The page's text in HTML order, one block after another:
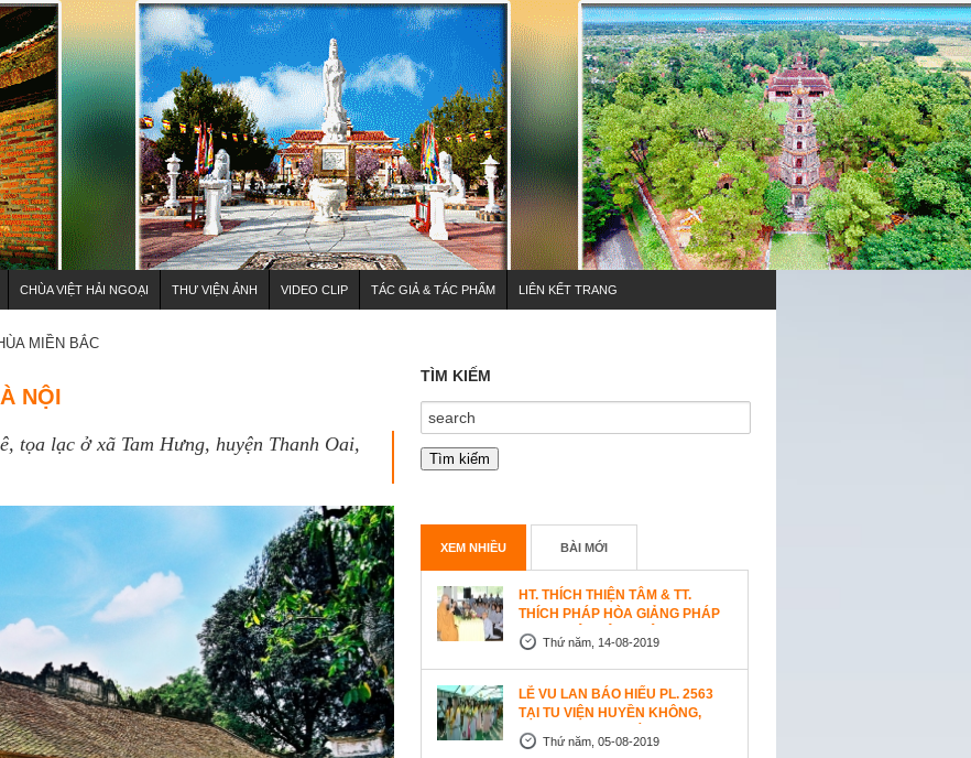
CHÙA VIỆT HẢI NGOẠI THƯ VIỆN ẢNH VIDEO CLIP TÁC GIẢ & TÁC PHẨM LIÊN KẾT TRANG
MIỀN BẮC
NỘI
tọa lạc ở xã Tam Hưng, huyện Thanh Oai,
TÌM KIẾM
XEM NHIỀU BÀI MỚI
HT. THÍCH THIỆN TÂM & TT.
THÍCH PHÁP HÒA GIẢNG PHÁP
TẠI TU VIỆN TÂY THIÊN
WESTLOCK, CANADA
Thứ năm, 14-08-2019
LỄ VU LAN BÁO HIẾU PL. 2563
TẠI TU VIỆN HUYỀN KHÔNG,
SAN JOSE (HOA KỲ)
Thứ năm, 05-08-2019